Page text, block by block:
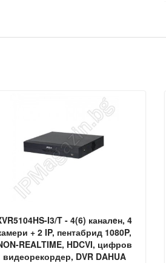
I3/T - 4(6) каналeн, 4
+ 2 IP, пентабрид 1080P,
REALTIME, HDCVI, цифров
видеорекордер, DVR DAHUA